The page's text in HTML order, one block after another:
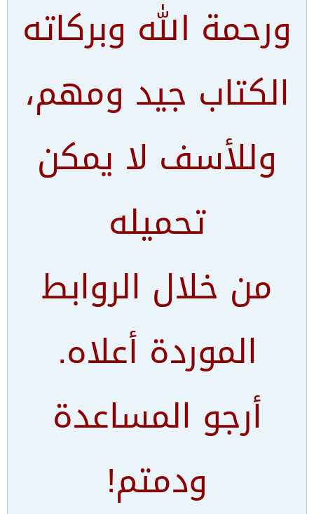
ورحمة الله وبركاته
الكتاب جيد ومهم،
وللأسف لا يمكن
تحميله
من خلال الروابط
الموردة أعلاه.
أرجو المساعدة
ودمتم!